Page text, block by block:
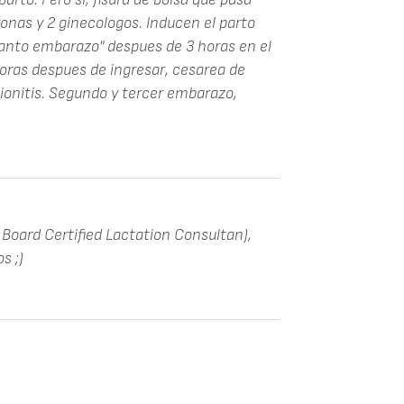
y 2 ginecologos. Inducen el parto
embarazo" despues de 3 horas en el
despues de ingresar, cesarea de
Segundo y tercer embarazo,
Certified Lactation Consultan),
;)